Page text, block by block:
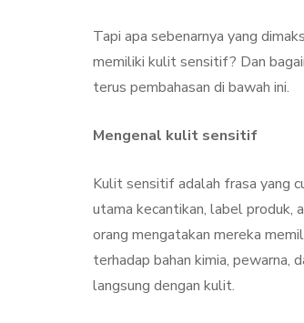
Tapi apa sebenarnya yang
memiliki kulit sensitif? Dan
terus pembahasan di bawah ini.
Mengenal kulit sensitif
Kulit sensitif adalah frasa yang
utama kecantikan, label produk,
orang mengatakan mereka
terhadap bahan kimia, pewarna,
langsung dengan kulit.